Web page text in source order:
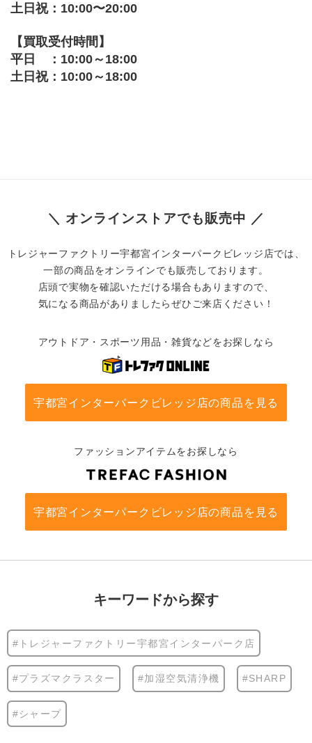
土日祝：10:00〜20:00
【買取受付時間】
平日　：10:00～18:00
土日祝：10:00～18:00
＼ オンラインストアでも販売中 ／
トレジャーファクトリー宇都宮インターパークビレッジ店では、
一部の商品をオンラインでも販売しております。
店頭で実物を確認いただける場合もありますので、
気になる商品がありましたらぜひご来店ください！
アウトドア・スポーツ用品・雑貨などをお探しなら
宇都宮インターパークビレッジ店の商品を見る
ファッションアイテムをお探しなら
宇都宮インターパークビレッジ店の商品を見る
キーワードから探す
#トレジャーファクトリー宇都宮インターパーク店
#プラズマクラスター #加湿空気清浄機 #SHARP
#シャープ